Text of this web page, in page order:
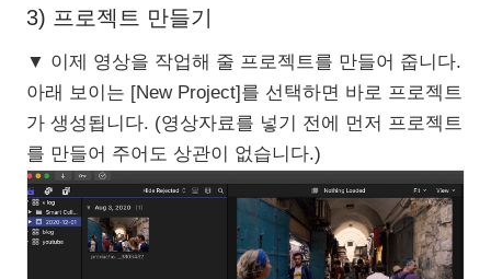
3) 프로젝트 만들기
▼ 이제 영상을 작업해 줄 프로젝트를 만들어 줍니다.
아래 보이는 [New Project]를 선택하면 바로 프로젝트
가 생성됩니다. (영상자료를 넣기 전에 먼저 프로젝트
를 만들어 주어도 상관이 없습니다.)